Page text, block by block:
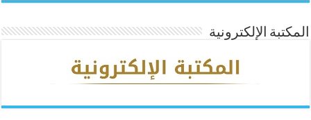
المكتبة الإلكترونية